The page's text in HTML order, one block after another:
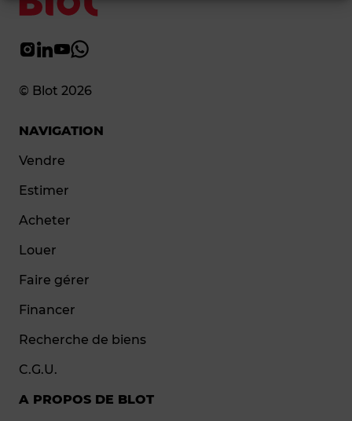
© Blot 2026
NAVIGATION
Vendre
Estimer
Acheter
Louer
Faire gérer
Financer
Recherche de biens
C.G.U.
A PROPOS DE BLOT